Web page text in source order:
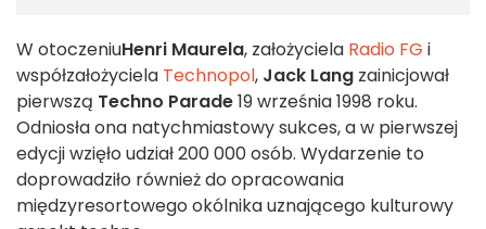
W otoczeniuHenri Maurela, założyciela Radio FG i
współzałożyciela Technopol, Jack Lang zainicjował
pierwszą Techno Parade19 września 1998 roku.
Odniosła ona natychmiastowy sukces, a w pierwszej
edycji wzięło udział 200 000 osób. Wydarzenie to
doprowadziło również do opracowania
międzyresortowego okólnika uznającego kulturowy